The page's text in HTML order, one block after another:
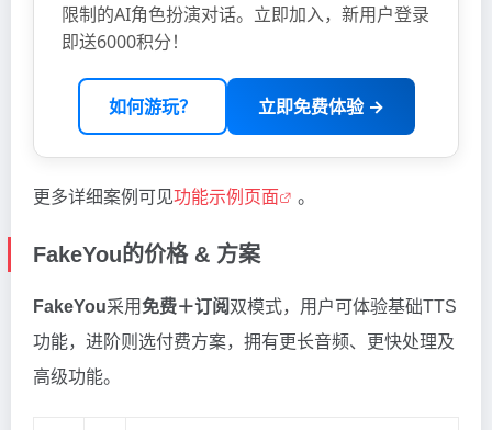
限制的AI角色扮演对话。立即加入，新用户登录
即送6000积分！
如何游玩？ 立即免费体验 →
更多详细案例可见功能示例页面 。
FakeYou的价格 & 方案
FakeYou采用免费＋订阅 双模式，用户可体验基础TTS
功能，进阶则选付费方案，拥有更长音频、更快处理及
高级功能。